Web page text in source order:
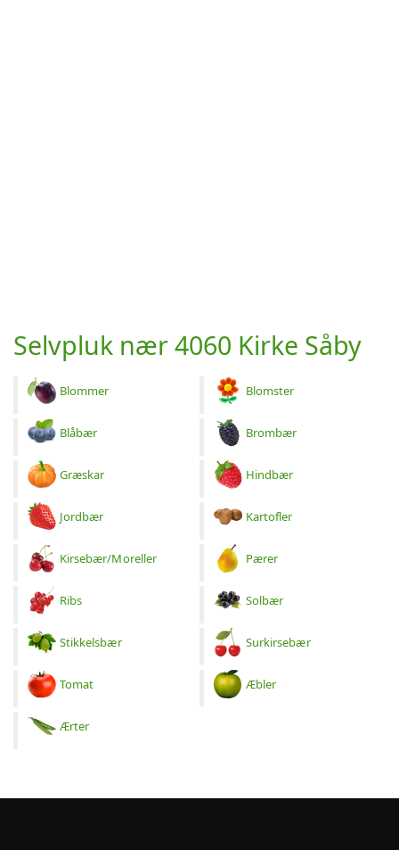
Selvpluk nær 4060 Kirke Såby
Blommer Blomster
Blåbær Brombær
Græskar Hindbær
Jordbær Kartofler
Kirsebær/Moreller Pærer
Ribs Solbær
Stikkelsbær Surkirsebær
Tomat Æbler
Ærter